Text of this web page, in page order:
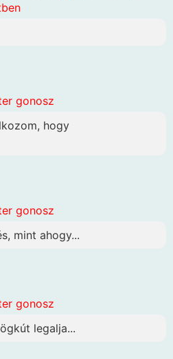
gonosz
hogy
gonosz
mint ahogy...
gonosz
legalja...